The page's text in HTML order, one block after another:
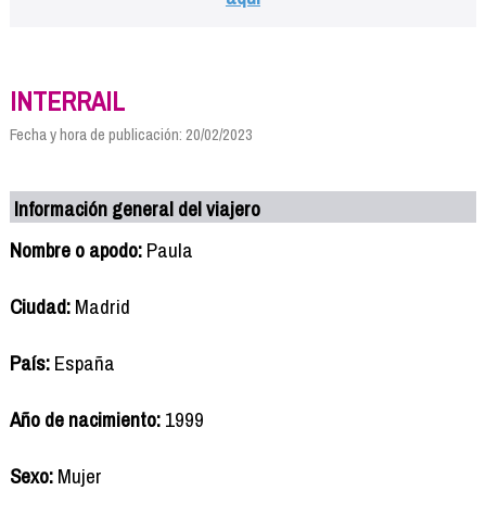
INTERRAIL
Fecha y hora de publicación: 20/02/2023
Información general del viajero
Nombre o apodo:Paula
Ciudad:Madrid
País:España
Año de nacimiento:1999
Sexo:Mujer